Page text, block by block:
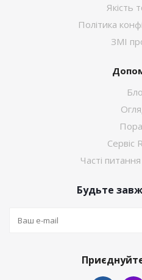
Якість
Політика
ЗМІ
Сервіс
Часті питання
Будьте